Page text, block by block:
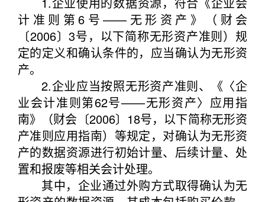
计准则第6号——无形资产》（财会
〔2006〕3号，以下简称无形资产准则）规
定的定义和确认条件的，应当确认为无形资
产。
2.企业应当按照无形资产准则、《〈企
业会计准则第62号——无形资产〉应用指
南》（财会〔2006〕18号，以下简称无形资
产准则应用指南）等规定，对确认为无形资
产的数据资源进行初始计量、后续计量、处
置和报废等相关会计处理。
其中，企业通过外购方式取得确认为无